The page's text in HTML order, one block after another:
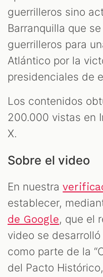
guerrilleros sino
Barranquilla que
guerrilleros para
Atlántico por la
presidenciales de
Los contenidos
200.000 vistas en
X.
Sobre el video
En nuestra
establecer,
de Google, que el
video se
como parte de la
del Pacto